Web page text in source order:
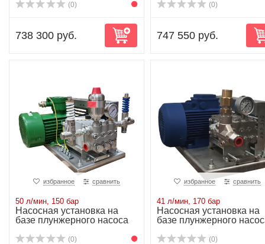
(0)
738 300 руб.
(0)
747 550 руб.
избранное сравнить
50 л/мин, 150 бар
Насосная установка на
базе плунжерного насоса
(0)
избранное сравнить
41 л/мин, 170 бар
Насосная установка на
базе плунжерного
(0)